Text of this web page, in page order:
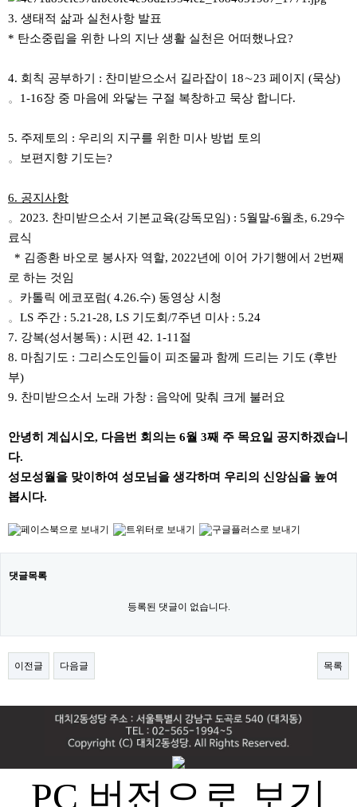
3. 생태적 삶과 실천사항 발표
* 탄소중립을 위한 나의 지난 생활 실천은 어떠했나요?
4. 회칙 공부하기 : 찬미받으소서 길라잡이 18∼23 페이지 (묵상)
。 1-16장 중 마음에 와닿는 구절 복창하고 묵상 합니다.
5. 주제토의 : 우리의 지구를 위한 미사 방법 토의
。
보편지향 기도는?
6. 공지사항
。 2023. 찬미받으소서 기본교육(강독모임) : 5월말-6월초, 6.29수
료식
* 김종환 바오로 봉사자 역할, 2022년에 이어 가기행에서 2번째
로 하는 것임
。 카톨릭 에코포럼( 4.26.수) 동영상 시청
。 LS 주간 : 5.21-28, LS 기도회 /7주년 미사 : 5.24
7. 강복(성서봉독) : 시편 42. 1-11 절
8. 마침기도 : 그리스도인들이 피조물과 함께 드리는 기도 (후반
부)
9. 찬미받으소서 노래 가창 : 음악에 맞춰 크게 불러요
안녕히 계십시오, 다음번 회의는 6월 3째 주 목요일 공지하겠습니
다.
성모성월을 맞이하여 성모님을 생각하며 우리의 신앙심을 높여
봅시다.
댓글목록
등록된 댓글이 없습니다.
이전글 다음글 목록
PC 버전으로 보기